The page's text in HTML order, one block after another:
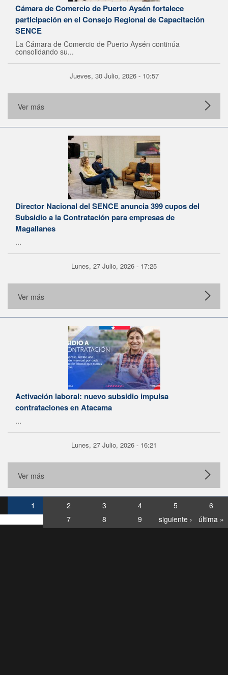
Cámara de Comercio de Puerto Aysén fortalece
participación en el Consejo Regional de Capacitación
SENCE
La Cámara de Comercio de Puerto Aysén continúa
consolidando su...
Jueves, 30 Julio, 2026 - 10:57
Ver más
Director Nacional del SENCE anuncia 399 cupos del
Subsidio a la Contratación para empresas de
Magallanes
...
Lunes, 27 Julio, 2026 - 17:25
Ver más
Activación laboral: nuevo subsidio impulsa
contrataciones en Atacama
...
Lunes, 27 Julio, 2026 - 16:21
Ver más
1 2 3 4 5
6
7
8 9 siguiente › última »